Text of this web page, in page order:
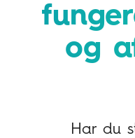
og
Har du